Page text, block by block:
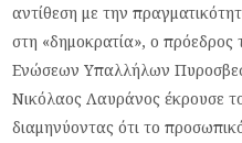
αντίθεση με την
στη «δημοκρατία», ο
Ενώσεων Υπαλλήλων
Νικόλαος Λαυράνος έκρουσε
διαμηνύοντας ότι το